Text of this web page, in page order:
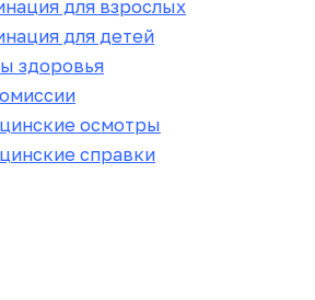
для взрослых
для детей
здоровья
осмотры
справки